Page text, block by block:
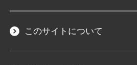
このサイトについて